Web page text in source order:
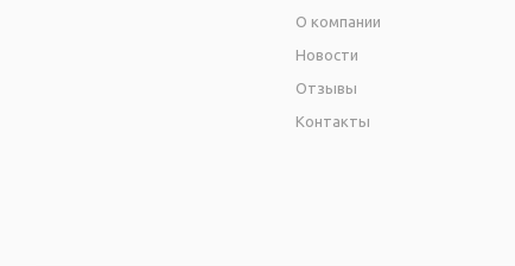
О компании
Новости
Отзывы
Контакты